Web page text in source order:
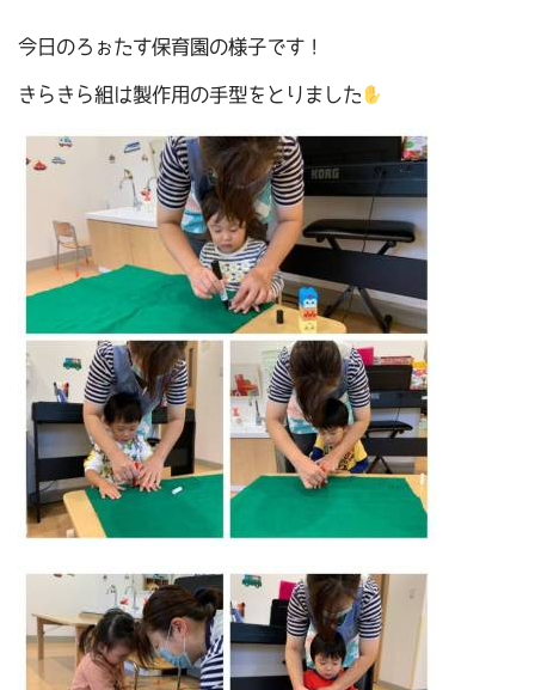
今日のろぉたす保育園の様子です！
きらきら組は製作用の手型をとりました